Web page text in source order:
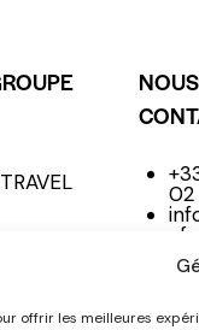
offrir les meilleures
Club
NOUS
02
r.fr